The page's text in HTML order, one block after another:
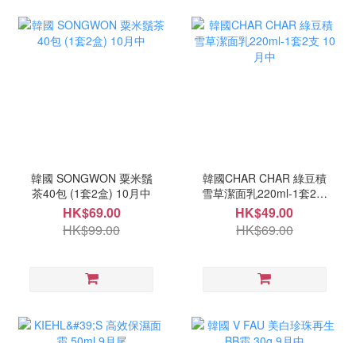
韓國 SONGWON 粟米鬚
茶40包 (1套2盒) 10月中
HK$69.00
HK$99.00
韓國CHAR CHAR 綠豆積
雪草潔面乳220ml-1套2支
10月中
HK$49.00
HK$69.00